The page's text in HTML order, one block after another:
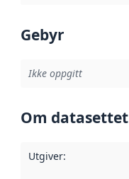
Gebyr
Ikke oppgitt
Om datasettet
Utgiver: